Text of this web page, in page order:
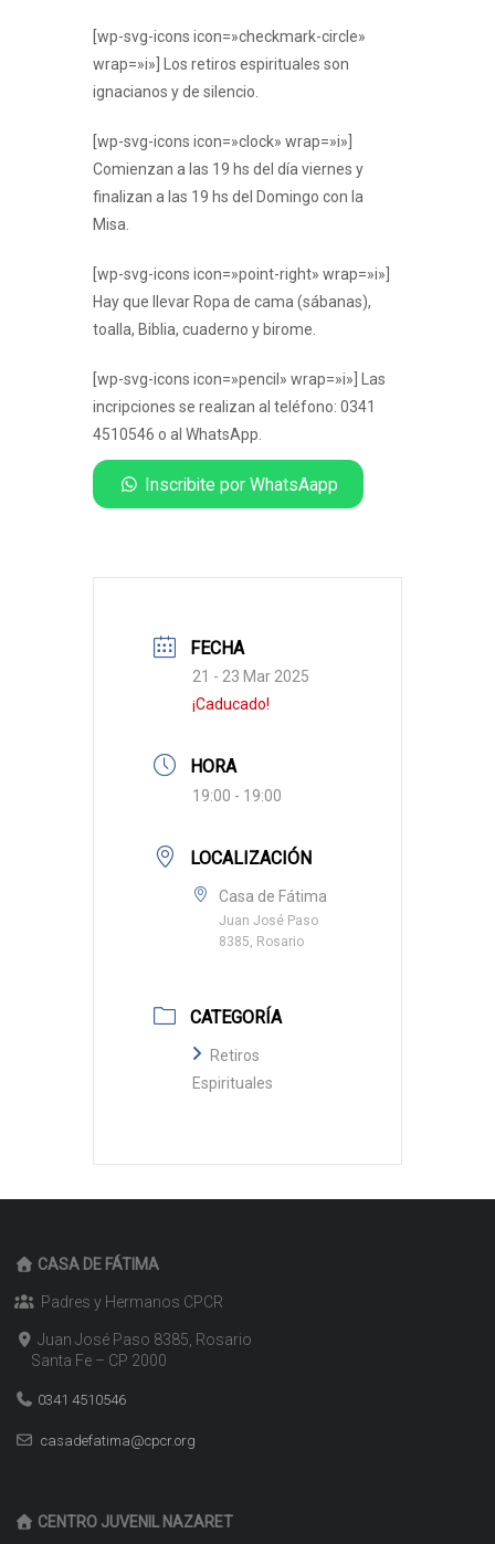
[wp-svg-icons icon=»checkmark-circle»
wrap=»i»] Los retiros espirituales son
ignacianos y de silencio.
[wp-svg-icons icon=»clock» wrap=»i»]
Comienzan a las 19 hs del día viernes y
finalizan a las 19 hs del Domingo con la
Misa.
[wp-svg-icons icon=»point-right» wrap=»i»]
Hay que llevar Ropa de cama (sábanas),
toalla, Biblia, cuaderno y birome.
[wp-svg-icons icon=»pencil» wrap=»i»] Las
incripciones se realizan al teléfono: 0341
4510546 o al WhatsApp.
Inscribite por WhatsAapp
FECHA
21 - 23 Mar 2025
¡Caducado!
HORA
19:00 - 19:00
LOCALIZACIÓN
Casa de Fátima
Juan José Paso
8385, Rosario
CATEGORÍA
Retiros
Espirituales
CASA DE FÁTIMA
Padres y Hermanos CPCR
Juan José Paso 8385, Rosario
Santa Fe – CP 2000
0341 4510546
casadefatima@cpcr.org
CENTRO JUVENIL NAZARET